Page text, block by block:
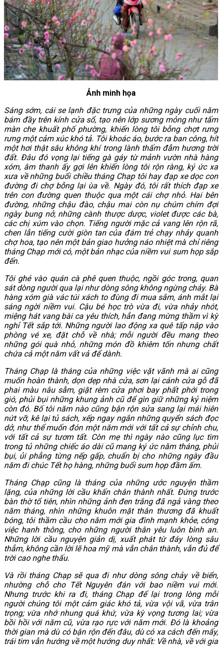
Ảnh minh họa
Sáng sớm, cái se lạnh đặc trưng của những ngày cuối năm
bám đầy trên kính cửa sổ, tạo nên lớp sương mỏng như tấm
màn che khuất phố phường, khiến lòng tôi bỗng chợt rưng
rưng một cảm xúc khó tả. Tôi khoác áo, bước ra ban công, hít
một hơi thật sâu không khí trong lành thấm đẫm hương trời
đất. Đâu đó vọng lại tiếng gà gáy từ mảnh vườn nhà hàng
xóm, âm thanh ấy gợi lên khiến lòng tôi rộn ràng, ký ức xa
xưa về những buổi chiều tháng Chạp tôi hay đạp xe dọc con
đường đi chợ bỗng lại ùa về. Ngày đó, tôi rất thích đạp xe
trên con đường quen thuộc qua một cái chợ nhỏ. Hai bên
đường, những chậu đào, chậu mai còn nụ chúm chím đợi
ngày bung nở, những cành thược dược, violet được các bà,
các chị xúm vào chọn. Tiếng người mặc cả vang lên rộn rã,
chen lẫn tiếng cười giòn tan của đám trẻ chạy nhảy quanh
chợ hoa, tạo nên một bản giao hưởng náo nhiệt mà chỉ riêng
tháng Chạp mới có, một bản nhạc của niềm vui sum họp sắp
đến.
Tôi ghé vào quán cà phê quen thuộc, ngồi góc trong, quan
sát dòng người qua lại như dòng sông không ngừng chảy. Bà
hàng xóm già vác túi xách to đùng đi mua sắm, ánh mắt lại
sáng ngời niềm vui. Cậu bé học trò vừa đi, vừa nhảy nhót,
miệng hát vang bài ca yêu thích, hẳn đang mừng thầm vì kỳ
nghỉ Tết sắp tới. Những người lao động xa quê tấp nập vào
phòng vé xe, đặt chỗ về nhà; mỗi người đều mang theo
những gói quà nhỏ, những món đồ khiêm tốn nhưng chất
chứa cả một năm vất vả để dành.
Tháng Chạp là tháng của những việc vặt vãnh mà ai cũng
muốn hoàn thành, dọn dẹp nhà cửa, sơn lại cánh cửa gỗ đã
phai màu nâu sẫm, giặt rèm cửa phơi bay phất phới trong
gió, phủi bụi những khung ảnh cũ để gìn giữ những kỷ niệm
còn đó. Bố tôi năm nào cũng bận rộn sửa sang lại mái hiên
nứt vỡ, kê lại tủ sách, xếp ngay ngắn những quyển sách đọc
dở, như thể muốn đón một năm mới với tất cả sự chỉnh chu,
với tất cả sự tươm tất. Còn mẹ thì ngày nào cũng lục tìm
trong tủ những chiếc áo dài cũ mang ký ức năm tháng, phủi
bụi, ủi phẳng từng nếp gấp, chuẩn bị cho những ngày đầu
năm đi chúc Tết họ hàng, những buổi sum họp đầm ấm.
Tháng Chạp cũng là tháng của những ước nguyện thầm
lặng, của những lời cầu khấn chân thành nhất. Đứng trước
bàn thờ tổ tiên, nhìn những ảnh đen trắng đã ngả vàng theo
năm tháng, nhìn những khuôn mặt thân thương đã khuất
bóng, tôi thầm cầu cho năm mới gia đình mạnh khỏe, công
việc hanh thông, cho những người thân yêu luôn bình an.
Những lời cầu nguyện giản dị, xuất phát từ đáy lòng sâu
thẳm, không cần lời lẽ hoa mỹ mà vẫn chân thành, vẫn đủ để
trời cao nghe thấu.
Và rồi tháng Chạp sẽ qua đi như dòng sông chảy về biển,
nhường chỗ cho Tết Nguyên đán với bao niềm vui mới.
Nhưng trước khi ra đi, tháng Chạp để lại trong lòng mỗi
người chúng tôi một cảm giác khó tả, vừa vội vã, vừa trân
trọng; vừa nhớ nhung quá khứ, vừa kỳ vọng tương lai; vừa
bồi hồi với năm cũ, vừa rạo rực với năm mới. Đó là khoảng
thời gian mà dù có bận rộn đến đâu, dù có xa cách đến mấy,
trái tim vẫn hướng về một hướng duy nhất: Về nhà, về với gia